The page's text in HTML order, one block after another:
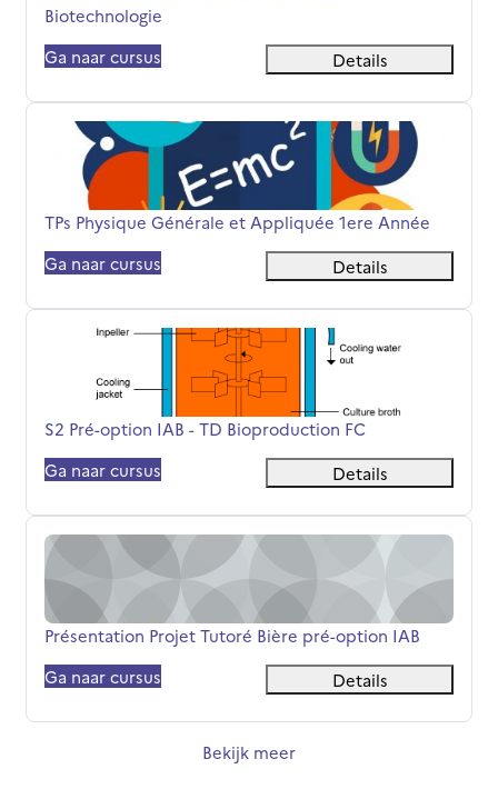
Biotechnologie
Ga naar cursus
Details
TPs Physique Générale et Appliquée 1ere Année
Cursusnaam
TPs Physique Générale et Appliquée 1ere Année
Ga naar cursus
Details
S2 Pré-option IAB - TD Bioproduction FC
Cursusnaam
S2 Pré-option IAB - TD Bioproduction FC
Ga naar cursus
Details
Présentation Projet Tutoré Bière pré-option IAB
Cursusnaam
Présentation Projet Tutoré Bière pré-option IAB
Ga naar cursus
Details
Bekijk meer